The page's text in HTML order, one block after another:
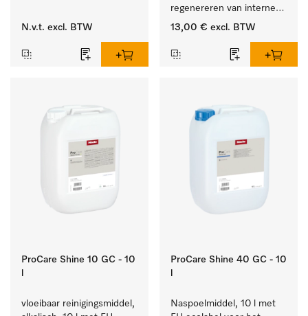
N.v.t. excl. BTW
regenereren van interne
waterontharders.
13,00 € excl. BTW
ProCare Shine 10 GC - 10
vloeibaar reinigingsmiddel,
ProCare Shine 40 GC - 10
Naspoelmiddel, 10 l met